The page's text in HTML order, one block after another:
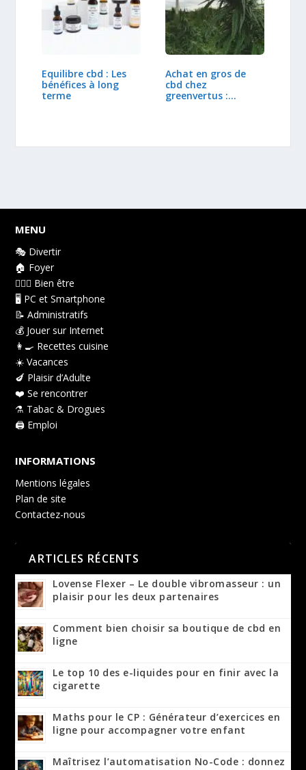
Equilibre cbd : Les
bénéfices à long
terme
Achat en gros de
cbd chez
greenvertus :
MENU
🎭 Divertir
🏠 Foyer
👩🏻‍⚕️ Bien être
🖥️ PC et Smartphone
📝 Administratifs
💰 Jouer sur Internet
👩‍🍳 Recettes cuisine
☀️ Vacances
🍆 Plaisir d’Adulte
❤️ Se rencontrer
⚗️ Tabac & Drogues
🖨️ Emploi
INFORMATIONS
Mentions légales
Plan de site
Contactez-nous
ARTICLES RÉCENTS
Lovense Flexer – Le double vibromasseur : un
plaisir pour les deux partenaires
Comment bien choisir sa boutique de cbd en
ligne
Le top 10 des e-liquides pour en finir avec la
cigarette
Maths pour le CP : Générateur d’exercices en
ligne pour accompagner votre enfant
Maîtrisez l’automatisation No-Code : donnez